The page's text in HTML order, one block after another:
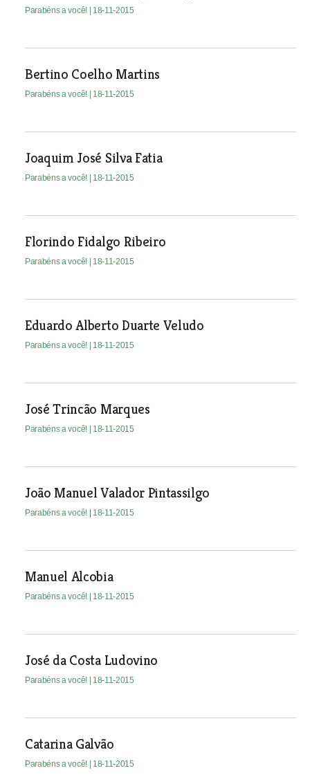
Parabéns a você! | 18-11-2015
Bertino Coelho Martins
Parabéns a você! | 18-11-2015
Joaquim José Silva Fatia
Parabéns a você! | 18-11-2015
Florindo Fidalgo Ribeiro
Parabéns a você! | 18-11-2015
Eduardo Alberto Duarte Veludo
Parabéns a você! | 18-11-2015
José Trincão Marques
Parabéns a você! | 18-11-2015
João Manuel Valador Pintassilgo
Parabéns a você! | 18-11-2015
Manuel Alcobia
Parabéns a você! | 18-11-2015
José da Costa Ludovino
Parabéns a você! | 18-11-2015
Catarina Galvão
Parabéns a você! | 18-11-2015